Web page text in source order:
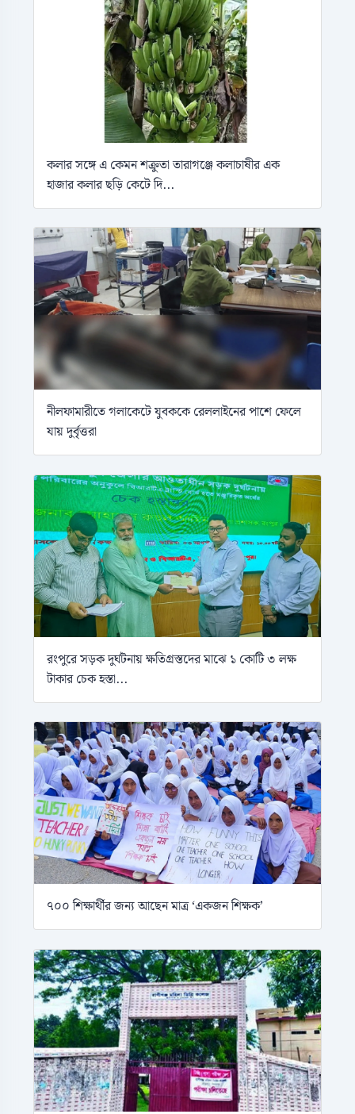
কলার সঙ্গে এ কেমন শক্রুতা তারাগঞ্জে কলাচাষীর এক
হাজার কলার ছড়ি কেটে দি...
নীলফামারীতে গলাকেটে যুবককে রেললাইনের পাশে ফেলে
যায় দুর্বৃত্তরা
রংপুরে সড়ক দুর্ঘটনায় ক্ষতিগ্রস্তদের মাঝে ১ কোটি ৩ লক্ষ
টাকার চেক হস্তা...
৭০০ শিক্ষার্থীর জন্য আছেন মাত্র ‘একজন শিক্ষক’